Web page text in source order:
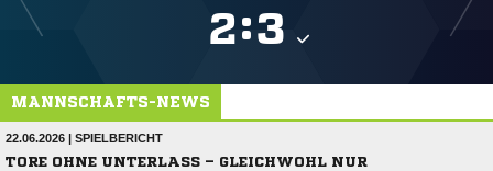
:
MANNSCHAFTS-NEWS
22.06.2026 | SPIELBERICHT
TORE OHNE UNTERLASS – GLEICHWOHL NUR